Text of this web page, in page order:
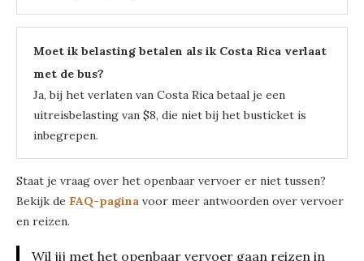
Moet ik belasting betalen als ik Costa Rica verlaat
met de bus?
Ja, bij het verlaten van Costa Rica betaal je een
uitreisbelasting van $8, die niet bij het busticket is
inbegrepen.
Staat je vraag over het openbaar vervoer er niet tussen?
Bekijk de FAQ-pagina voor meer antwoorden over vervoer
en reizen.
Wil jij met het openbaar vervoer gaan reizen in